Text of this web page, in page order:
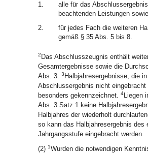
1.
alle für das
beachtenden Leistungen sowie
2.
für jedes Fach die weiteren
gemäß § 35 Abs. 5 bis 8.
2 Das Abschlusszeugnis enthält
Gesamtergebnisse sowie die
Abs. 3. 3 Halbjahresergebnisse, die
Abschlussergebnis nicht eingebracht
besonders gekennzeichnet. 4Liegen
Abs. 3 Satz 1 keine
Halbjahres der wiederholt
so kann das Halbjahresergebnis des
Jahrgangsstufe eingebracht werden.
(2) 1Wurden die notwendigen